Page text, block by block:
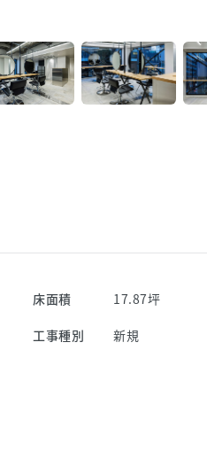
床面積 17.87坪
工事種別 新規